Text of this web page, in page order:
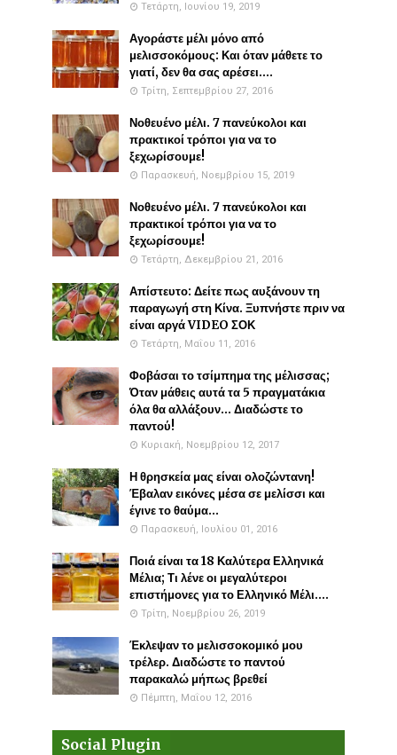
Τετάρτη, Ιουνίου 19, 2019
Αγοράστε μέλι μόνο από
μελισσοκόμους: Και όταν μάθετε το
γιατί, δεν θα σας αρέσει....
Τρίτη, Σεπτεμβρίου 27, 2016
Νοθευένο μέλι. 7 πανεύκολοι και
πρακτικοί τρόποι για να το
ξεχωρίσουμε!
Παρασκευή, Νοεμβρίου 15, 2019
Νοθευένο μέλι. 7 πανεύκολοι και
πρακτικοί τρόποι για να το
ξεχωρίσουμε!
Τετάρτη, Δεκεμβρίου 21, 2016
Απίστευτο: Δείτε πως αυξάνουν τη
παραγωγή στη Κίνα. Ξυπνήστε πριν να
είναι αργά VIDEO ΣΟΚ
Τετάρτη, Μαΐου 11, 2016
Φοβάσαι το τσίμπημα της μέλισσας;
Όταν μάθεις αυτά τα 5 πραγματάκια
όλα θα αλλάξουν... Διαδώστε το
παντού!
Κυριακή, Νοεμβρίου 12, 2017
Η θρησκεία μας είναι ολοζώντανη!
Έβαλαν εικόνες μέσα σε μελίσσι και
έγινε το θαύμα...
Παρασκευή, Ιουλίου 01, 2016
Ποιά είναι τα 18 Καλύτερα Ελληνικά
Μέλια; Τι λένε οι μεγαλύτεροι
επιστήμονες για το Ελληνικό Μέλι....
Τρίτη, Νοεμβρίου 26, 2019
Έκλεψαν το μελισσοκομικό μου
τρέλερ. Διαδώστε το παντού
παρακαλώ μήπως βρεθεί
Πέμπτη, Μαΐου 12, 2016
Social Plugin